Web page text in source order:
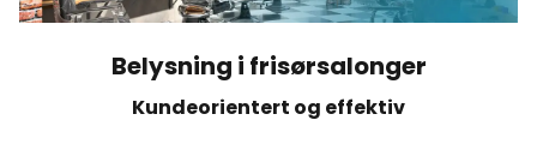
Belysning i frisørsalonger
Kundeorientert og effektiv